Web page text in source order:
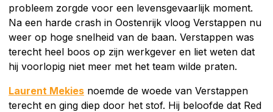
probleem zorgde voor een levensgevaarlijk moment.
Na een harde crash in Oostenrijk vloog Verstappen nu
weer op hoge snelheid van de baan. Verstappen was
terecht heel boos op zijn werkgever en liet weten dat
hij voorlopig niet meer met het team wilde praten.
Laurent Mekies noemde de woede van Verstappen
terecht en ging diep door het stof. Hij beloofde dat Red